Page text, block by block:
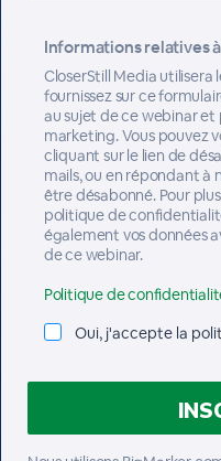
Informations relatives
CloserStill Media utilisera
fournissez sur ce
au sujet de ce webinar
marketing. Vous pouvez
cliquant sur le lien de
mails, ou en répondant à
être désabonné. Pour
politique de
également vos données
de ce webinar.
Politique de
Oui, j'accepte la